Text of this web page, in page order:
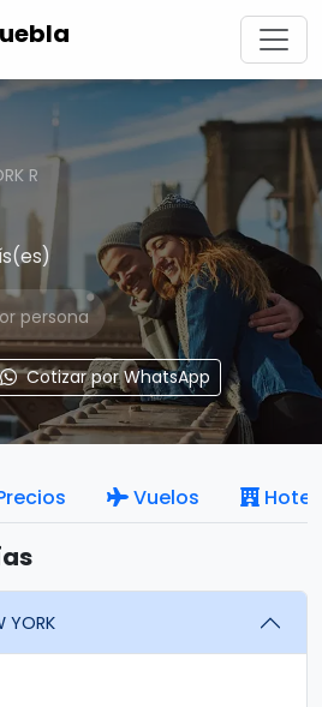
R
persona
Cotizar por WhatsApp
Vuelos
YORK